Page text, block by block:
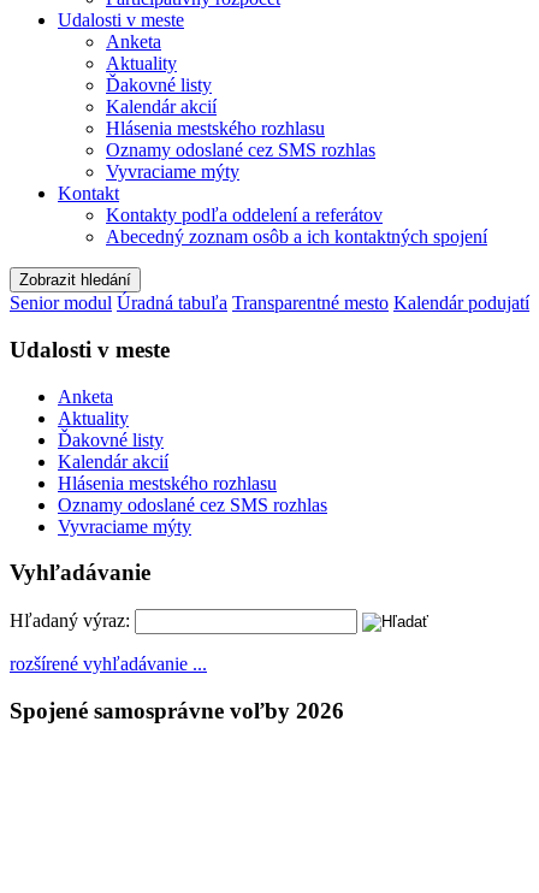
Udalosti v meste
Anketa
Aktuality
Ďakovné listy
Kalendár akcií
Hlásenia mestského rozhlasu
Oznamy odoslané cez SMS rozhlas
Vyvraciame mýty
Kontakt
Kontakty podľa oddelení a referátov
Abecedný zoznam osôb a ich kontaktných spojení
Zobrazit hledání
Senior modul Úradná tabuľa Transparentné mesto Kalendár podujatí
Udalosti v meste
Anketa
Aktuality
Ďakovné listy
Kalendár akcií
Hlásenia mestského rozhlasu
Oznamy odoslané cez SMS rozhlas
Vyvraciame mýty
Vyhľadávanie
Hľadaný výraz:
rozšírené vyhľadávanie ...
Spojené samosprávne voľby 2026